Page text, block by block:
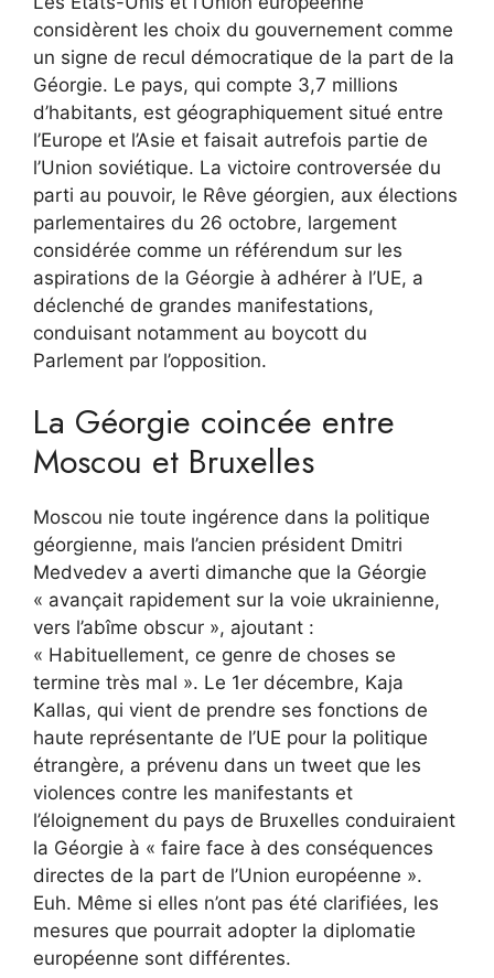
considèrent les choix du gouvernement comme
un signe de recul démocratique de la part de la
Géorgie. Le pays, qui compte 3,7 millions
d’habitants, est géographiquement situé entre
l’Europe et l’Asie et faisait autrefois partie de
l’Union soviétique. La victoire controversée du
parti au pouvoir, le Rêve géorgien, aux élections
parlementaires du 26 octobre, largement
considérée comme un référendum sur les
aspirations de la Géorgie à adhérer à l’UE, a
déclenché de grandes manifestations,
conduisant notamment au boycott du
Parlement par l’opposition.
La Géorgie coincée entre
Moscou et Bruxelles
Moscou nie toute ingérence dans la politique
géorgienne, mais l’ancien président Dmitri
Medvedev a averti dimanche que la Géorgie
« avançait rapidement sur la voie ukrainienne,
vers l’abîme obscur », ajoutant :
« Habituellement, ce genre de choses se
termine très mal ». Le 1er décembre, Kaja
Kallas, qui vient de prendre ses fonctions de
haute représentante de l’UE pour la politique
étrangère, a prévenu dans un tweet que les
violences contre les manifestants et
l’éloignement du pays de Bruxelles conduiraient
la Géorgie à « faire face à des conséquences
directes de la part de l’Union européenne ».
Euh. Même si elles n’ont pas été clarifiées, les
mesures que pourrait adopter la diplomatie
européenne sont différentes.